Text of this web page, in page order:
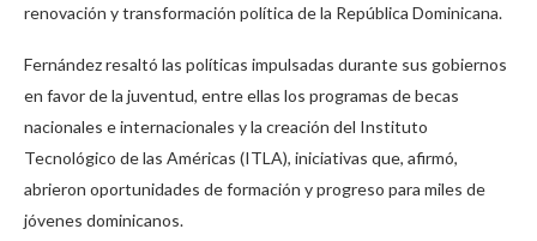
renovación y transformación política de la República Dominicana.
Fernández resaltó las políticas impulsadas durante sus gobiernos
en favor de la juventud, entre ellas los programas de becas
nacionales e internacionales y la creación del Instituto
Tecnológico de las Américas (ITLA), iniciativas que, afirmó,
abrieron oportunidades de formación y progreso para miles de
jóvenes dominicanos.